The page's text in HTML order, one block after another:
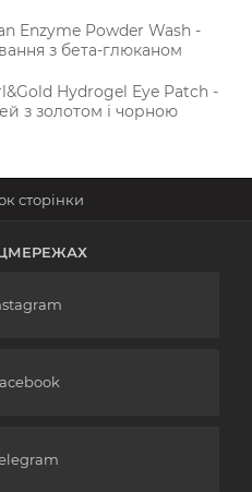
Enzyme Powder Wash -
з бета-глюканом
Hydrogel Eye Patch -
з золотом і чорною